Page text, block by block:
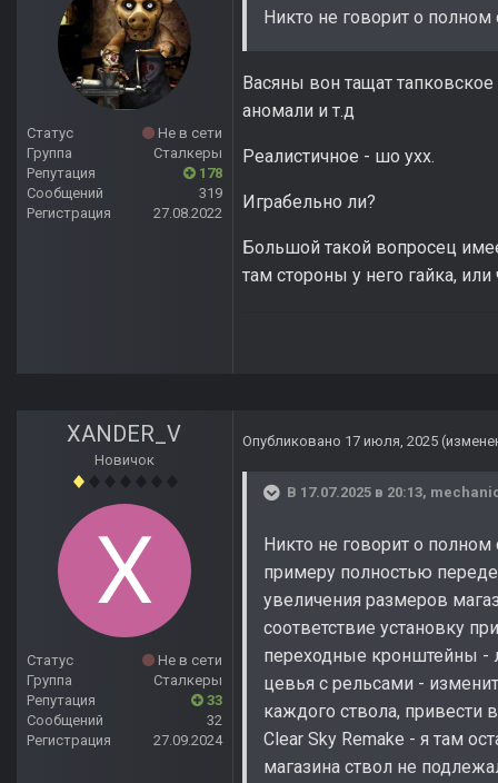
Статус
Не в сети
Группа
Сталкеры
Репутация
178
Сообщений
319
Регистрация
27.08.2022
Никто не говорит о полном
Васяны вон тащат
аномали и т.д
Реалистичное - шо ухх.
Играбельно ли?
Большой такой вопросец
там стороны у него гайка,
XANDER_V
Новичок
Статус
Не в сети
Группа
Сталкеры
Репутация
33
Сообщений
32
Регистрация
27.09.2024
Опубликовано 17 июля, 2025
В 17.07.2025 в 20:13,
Никто не говорит о
примеру полностью
увеличения размеров
соответствие установку
переходные кронштейны -
цевья с рельсами -
каждого ствола, привести
Clear Sky Remake - я там
магазина ствол не